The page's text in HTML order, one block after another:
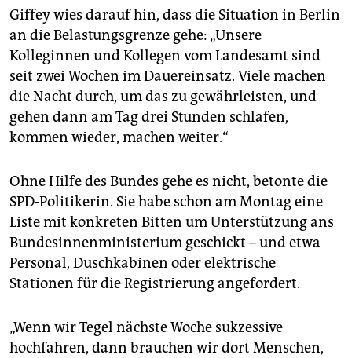
Giffey wies darauf hin, dass die Situation in Berlin
an die Belastungsgrenze gehe: „Unsere
Kolleginnen und Kollegen vom Landesamt sind
seit zwei Wochen im Dauereinsatz. Viele machen
die Nacht durch, um das zu gewährleisten, und
gehen dann am Tag drei Stunden schlafen,
kommen wieder, machen weiter.“
Ohne Hilfe des Bundes gehe es nicht, betonte die
SPD-Politikerin. Sie habe schon am Montag eine
Liste mit konkreten Bitten um Unterstützung ans
Bundesinnenministerium geschickt – und etwa
Personal, Duschkabinen oder elektrische
Stationen für die Registrierung angefordert.
„Wenn wir Tegel nächste Woche sukzessive
hochfahren, dann brauchen wir dort Menschen,